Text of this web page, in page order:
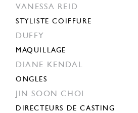
VANESSA REID
STYLISTE COIFFURE
DUFFY
MAQUILLAGE
DIANE KENDAL
ONGLES
JIN SOON CHOI
DIRECTEURS DE CASTING